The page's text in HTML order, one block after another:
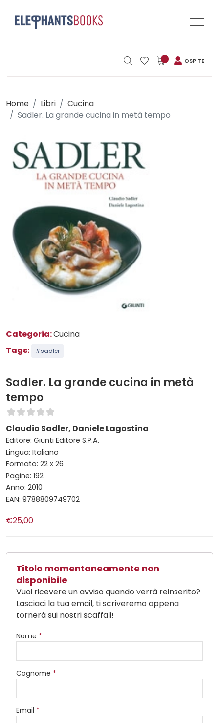
OSPITE
Home Libri
Cucina
Sadler. La grande cucina in metà tempo
Categoria:Cucina
Tags:
#sadler
Sadler. La grande cucina in metà
tempo
Claudio Sadler, Daniele Lagostina
Editore: Giunti Editore S.P.A.
Lingua: Italiano
Formato: 22 x 26
Pagine: 192
Anno: 2010
EAN: 9788809749702
€25,00
Titolo momentaneamente non
disponibile
Vuoi ricevere un avviso quando verrà reinserito?
Lasciaci la tua email, ti scriveremo appena
tornerà sui nostri scaffali!
Nome *
Cognome *
Email *